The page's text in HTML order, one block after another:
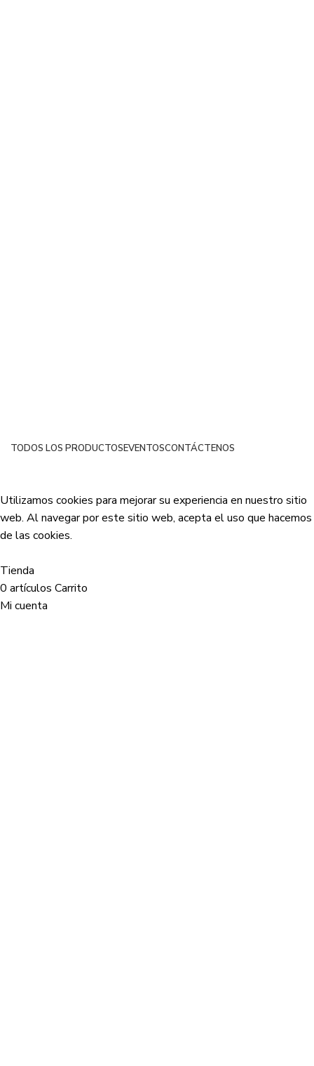
TODOS LOS PRODUCTOSEVENTOSCONTÁCTENOS
Utilizamos cookies para mejorar su experiencia en nuestro sitio
web. Al navegar por este sitio web, acepta el uso que hacemos
de las cookies.
Tienda
0 artículos Carrito
Mi cuenta